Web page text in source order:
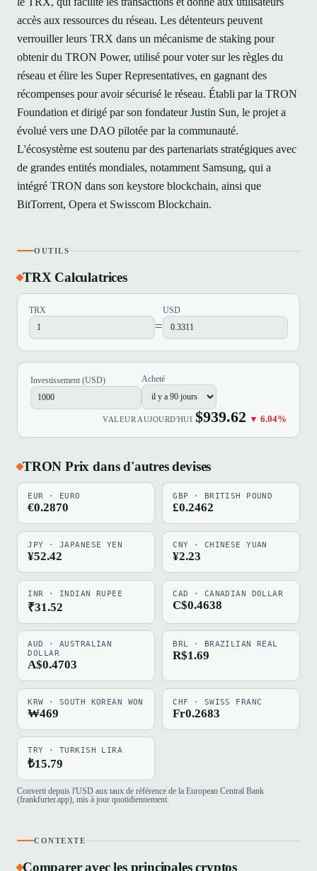
accès aux ressources du réseau. Les détenteurs peuvent
verrouiller leurs TRX dans un mécanisme de staking pour
obtenir du TRON Power, utilisé pour voter sur les règles du
réseau et élire les Super Representatives, en gagnant des
récompenses pour avoir sécurisé le réseau. Établi par la TRON
Foundation et dirigé par son fondateur Justin Sun, le projet a
évolué vers une DAO pilotée par la communauté.
L'écosystème est soutenu par des partenariats stratégiques avec
de grandes entités mondiales, notamment Samsung, qui a
intégré TRON dans son keystore blockchain, ainsi que
BitTorrent, Opera et Swisscom Blockchain.
OUTILS
TRX Calculatrices
TRX
=
USD
Investissement (USD) Acheté
VALEUR AUJOURD'HUI $939.62 ▼ 6.04%
TRON Prix dans d'autres devises
EUR · EURO
€0.2870
GBP · BRITISH POUND
£0.2462
JPY · JAPANESE YEN
¥52.42
CNY · CHINESE YUAN
¥2.23
INR · INDIAN RUPEE
₹31.52
CAD · CANADIAN DOLLAR
C$0.4638
AUD · AUSTRALIAN
DOLLAR
A$0.4703
BRL · BRAZILIAN REAL
R$1.69
KRW · SOUTH KOREAN WON
₩469
CHF · SWISS FRANC
Fr0.2683
TRY · TURKISH LIRA
₺15.79
Converti depuis l'USD aux taux de référence de la European Central Bank
(frankfurter.app), mis à jour quotidiennement.
CONTEXTE
Comparer avec les principales cryptos